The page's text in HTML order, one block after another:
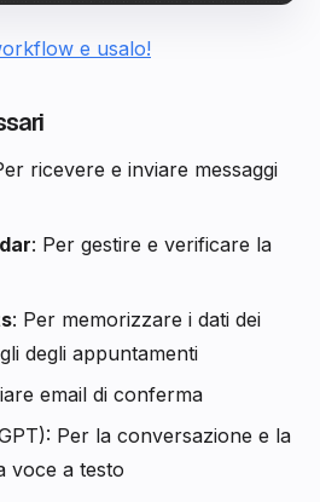
e usalo!
ricevere e inviare messaggi
: Per gestire e verificare la
: Per memorizzare i dati dei
degli appuntamenti
email di conferma
Per la conversazione e la
voce a testo